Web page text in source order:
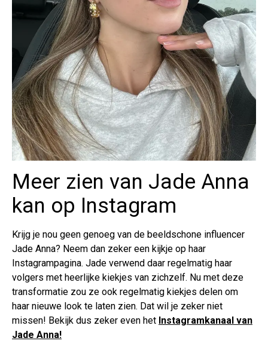
Meer zien van Jade Anna
kan op Instagram
Krijg je nou geen genoeg van de beeldschone influencer
Jade Anna? Neem dan zeker een kijkje op haar
Instagrampagina. Jade verwend daar regelmatig haar
volgers met heerlijke kiekjes van zichzelf. Nu met deze
transformatie zou ze ook regelmatig kiekjes delen om
haar nieuwe look te laten zien. Dat wil je zeker niet
missen! Bekijk dus zeker even het Instagramkanaal van
Jade Anna!